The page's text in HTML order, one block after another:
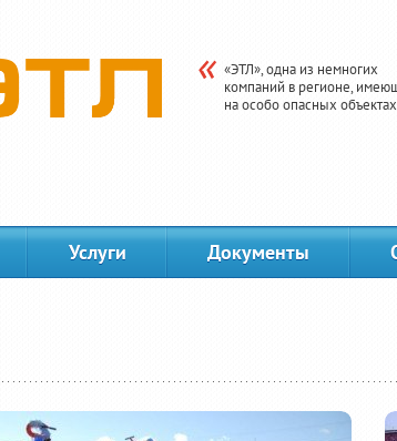
«ЭТЛ», одна из немногих
компаний в регионе,
на особо опасных
Услуги Документы